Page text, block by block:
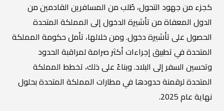
كجزء من جهود التحول، طُلب من المسافرين القادمين من
الدول المعفاة من تأشيرة الدخول إلى المملكة المتحدة
الحصول على تأشيرة دخول. ومن خلالها، تأمل حكومة المملكة
المتحدة في تطبيق إجراءات أكثر صرامة لمراقبة الحدود
وتحسين السفر إلى البلاد. وبناءً على ذلك، تخطط المملكة
المتحدة لرقمنة حدودها في مطارات المملكة المتحدة بحلول
نهاية عام 2025.